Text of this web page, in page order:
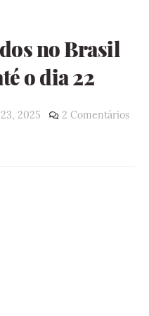
no Brasil
o dia 22
2025 2 Comentários